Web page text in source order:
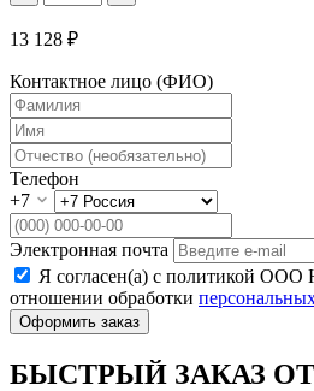
13 128 ₽
Контактное лицо (ФИО)
Телефон
+7
Электронная почта
Я согласен(а) с политикой
отношении обработки
Оформить заказ
БЫСТРЫЙ ЗАКАЗ